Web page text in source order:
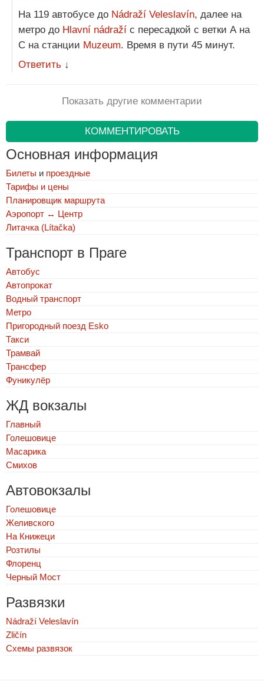
На 119 автобусе до Nádraží Veleslavín, далее на
метро до Hlavní nádraží с пересадкой с ветки А на
С на станции Muzeum. Время в пути 45 минут.
Ответить ↓
Показать другие комментарии
КОММЕНТИРОВАТЬ
Основная информация
Билеты и проездные
Тарифы и цены
Планировщик маршрута
Аэропорт ↔ Центр
Литачка (Lítačka)
Транспорт в Праге
Автобус
Автопрокат
Водный транспорт
Метро
Пригородный поезд Esko
Такси
Трамвай
Трансфер
Фуникулёр
ЖД вокзалы
Главный
Голешовице
Масарика
Смихов
Автовокзалы
Голешовице
Желивского
На Книжеци
Розтилы
Флоренц
Черный Мост
Развязки
Nádraží Veleslavín
Zličín
Схемы развязок